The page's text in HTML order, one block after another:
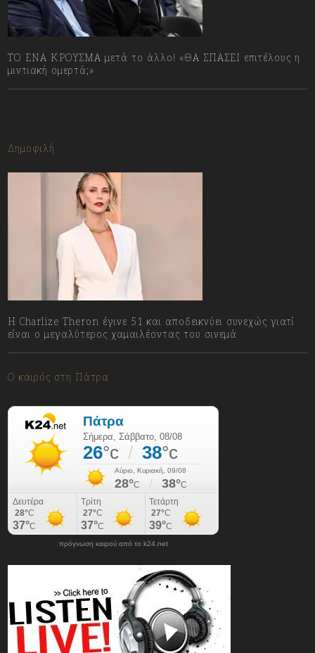
ΤΟ ΕΝΑ ΚΡΟΥΣΜΑ μετά το άλλο! «ΘΑ ΣΠΑΣΕΙ επιτέλους η
μιντιακή ομερτά;»
Δημοφιλή
Η Charlize Theron έγινε 51 και αποδεικνύει συνεχώς γιατί
είναι ο μεγαλύτερος χαμαιλέοντας του σινεμά
Ο καιρός στη Πάτρα
πρόγνωση καιρού από το k24.net